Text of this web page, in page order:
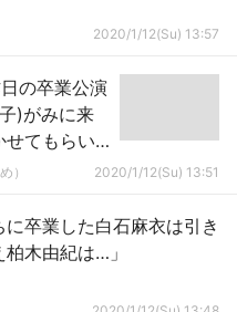
2020/1/12(Su) 13:57
の卒業公演
)がみに来
せてもらい
） 2020/1/12(Su) 13:51
卒業した白石麻衣は引き
木由紀は…」